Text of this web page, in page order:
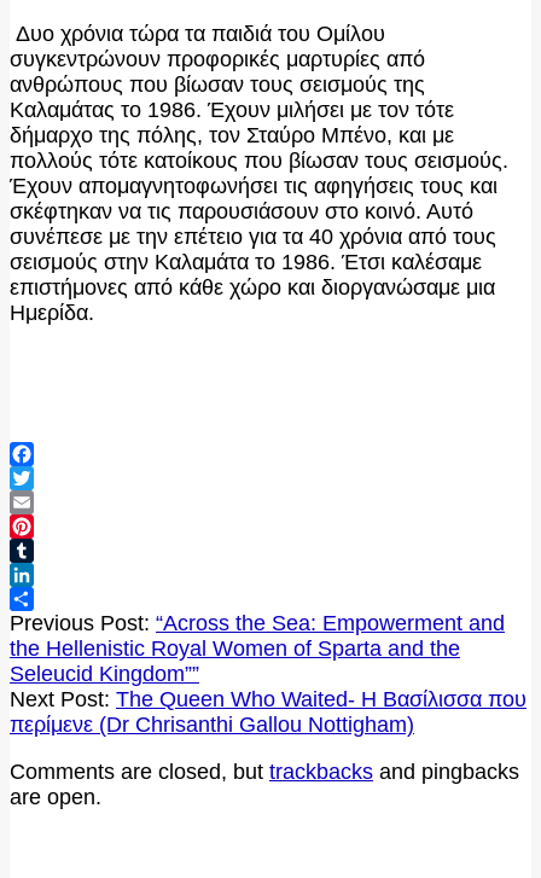
Δυο χρόνια τώρα τα παιδιά του Ομίλου
συγκεντρώνουν προφορικές μαρτυρίες από
ανθρώπους που βίωσαν τους σεισμούς της
Καλαμάτας το 1986. Έχουν μιλήσει με τον τότε
δήμαρχο της πόλης, τον Σταύρο Μπένο, και με
πολλούς τότε κατοίκους που βίωσαν τους σεισμούς.
Έχουν απομαγνητοφωνήσει τις αφηγήσεις τους και
σκέφτηκαν να τις παρουσιάσουν στο κοινό. Αυτό
συνέπεσε με την επέτειο για τα 40 χρόνια από τους
σεισμούς στην Καλαμάτα το 1986. Έτσι καλέσαμε
επιστήμονες από κάθε χώρο και διοργανώσαμε μια
Ημερίδα.
Facebook
Twitter
Email
Pinterest
Tumblr
LinkedIn
Μοιραστείτε
2026-
05-
29
Previous Post: “Across the Sea: Empowerment and
the Hellenistic Royal Women of Sparta and the
Seleucid Kingdom””
Next Post: The Queen Who Waited- Η Βασίλισσα που
περίμενε (Dr Chrisanthi Gallou Nottigham)
Comments are closed, but trackbacks and pingbacks
are open.